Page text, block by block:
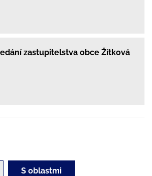
zastupitelstva obce Žítková
S oblastmi